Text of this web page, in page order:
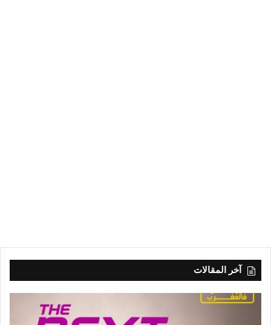
آخر المقالات